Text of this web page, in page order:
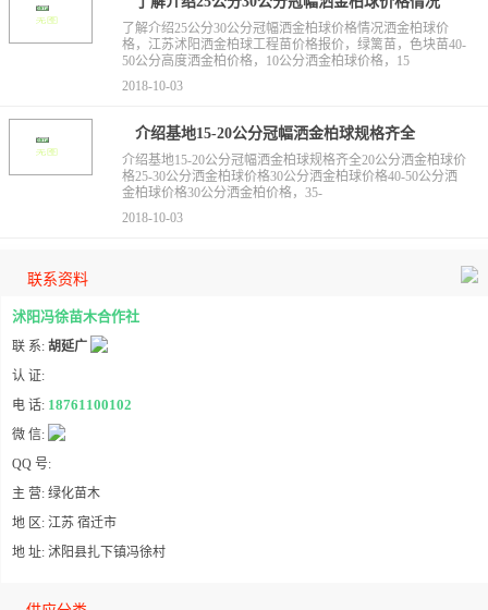
了解介绍25公分30公分冠幅洒金柏球价格情况洒金柏球价
格，江苏沭阳洒金柏球工程苗价格报价，绿篱苗，色块苗40-
50公分高度洒金柏价格，10公分洒金柏球价格，15
2018-10-03
介绍基地15-20公分冠幅洒金柏球规格齐全
介绍基地15-20公分冠幅洒金柏球规格齐全20公分洒金柏球价
格25-30公分洒金柏球价格30公分洒金柏球价格40-50公分洒
金柏球价格30公分洒金柏价格，35-
2018-10-03
联系资料
沭阳冯徐苗木合作社
联 系: 胡延广
认 证:
电 话: 18761100102
微 信:
QQ 号:
主 营: 绿化苗木
地 区: 江苏 宿迁市
地 址: 沭阳县扎下镇冯徐村